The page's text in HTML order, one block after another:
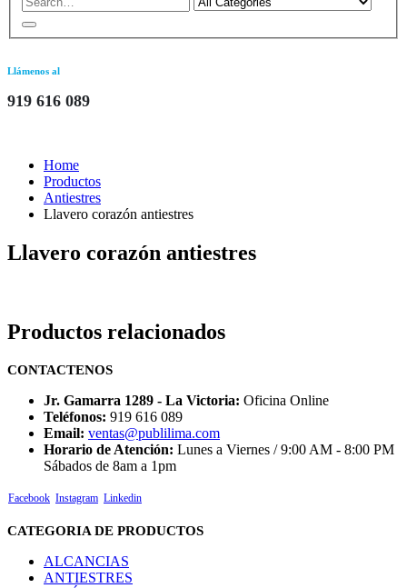
Llámenos al
919 616 089
Home
Productos
Antiestres
Llavero corazón antiestres
Llavero corazón antiestres
Productos relacionados
CONTACTENOS
Jr. Gamarra 1289 - La Victoria: Oficina Online
Teléfonos: 919 616 089
Email: ventas@publilima.com
Horario de Atención: Lunes a Viernes / 9:00 AM - 8:00 PM
Sábados de 8am a 1pm
Facebook Instagram Linkedin
CATEGORIA DE PRODUCTOS
ALCANCIAS
ANTIESTRES